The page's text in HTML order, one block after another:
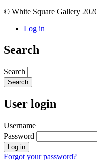
© White Square Gallery
Log in
Search
Search
User login
Username
Password
Forgot your password?